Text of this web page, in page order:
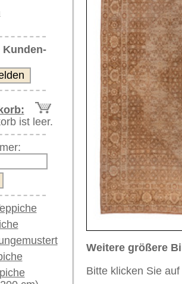
Weitere größere Bilder (öffnen sich in neuem
Bitte klicken Sie auf die kleinen Bilder weiter unten für
Hauptbild Bild Nr. 3 Bild Nr. 4
Bild Nr. 6
Artikelnummer:
Name/Provenienz:
Tabriz, ca. 1910
Ursprungsland:
389 x 290 cm
Herstellungsjahr:
Flor: Wolle
Musterung: